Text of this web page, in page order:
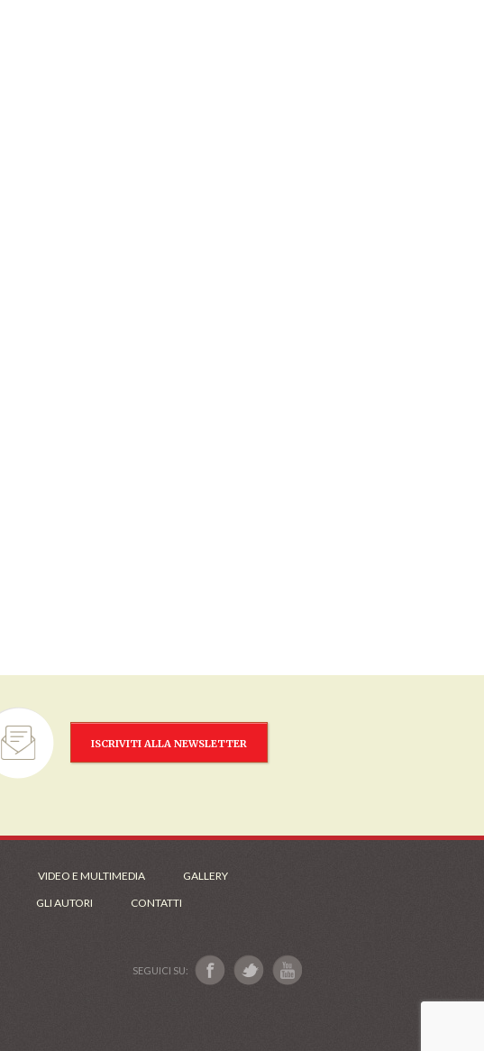
ISCRIVITI ALLA NEWSLETTER
VIDEO E MULTIMEDIA
GALLERY
GLI AUTORI CONTATTI
SEGUICI SU: